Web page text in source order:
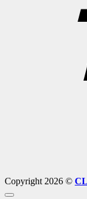
Copyright 2026 ©